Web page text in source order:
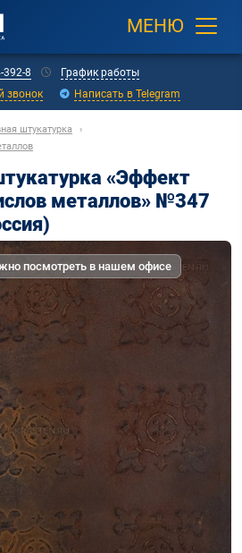
392-8
График работы
звонок
Написать в Telegram
МЕНЮ
штукатурка
›
«Эффект
металлов» №347
посмотреть в нашем офисе